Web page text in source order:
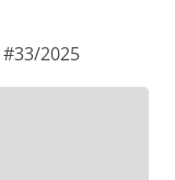
#33/2025